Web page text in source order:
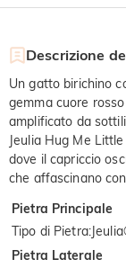
Descrizione
Un gatto birichino
gemma cuore
amplificato da
Jeulia Hug Me
dove il capriccio
che affascinano
Pietra Principale
Tipo di Pietra:
Pietra Laterale